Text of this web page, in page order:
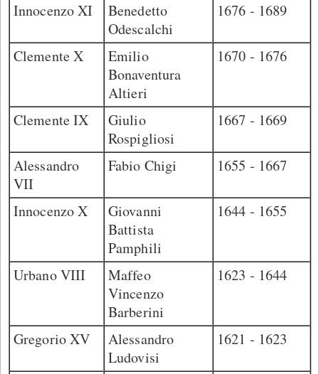
Innocenzo XI
Benedetto
Odescalchi
1676 - 1689
Clemente X
Emilio
Bonaventura
Altieri
1670 - 1676
Clemente IX
Giulio
Rospigliosi
1667 - 1669
Alessandro
VII
Fabio Chigi 1655 - 1667
Innocenzo X
Giovanni
Battista
Pamphili
1644 - 1655
Urbano VIII
Maffeo
Vincenzo
Barberini
1623 - 1644
Gregorio XV
Alessandro
Ludovisi
1621 - 1623